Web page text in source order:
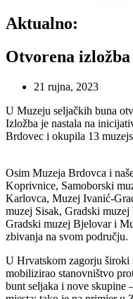
Aktualno:
Otvorena
21 rujna, 2023
U Muzeju seljačkih buna
Izložba je nastala na
Brdovec i okupila 13
Osim Muzeja Brdovca i
Koprivnice, Samoborski
Karlovca, Muzej Ivanić-
muzej Sisak, Gradski
Gradski muzej Bjelovar i
zbivanja na svom području.
U Hrvatskom zagorju široki
mobilizirao stanovništvo
bunt seljaka i nove skupine